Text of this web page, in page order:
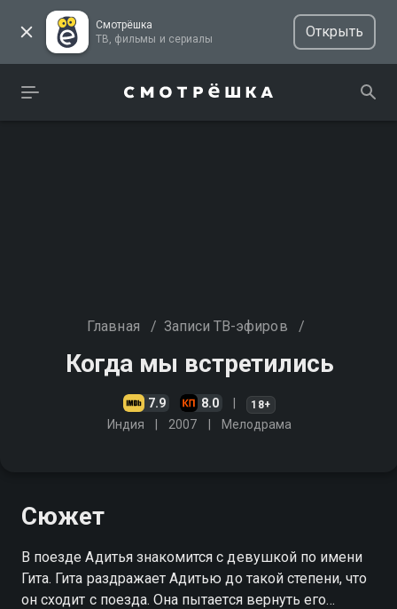
Смотрёшка
ТВ, фильмы и сериалы
Открыть
Главная / Записи ТВ-эфиров /
Когда мы встретились
7.9 8.0 18+
Индия 2007 Мелодрама
Сюжет
В поезде Адитья знакомится с девушкой по имени
Гита. Гита раздражает Адитью до такой степени, что
он сходит с поезда. Она пытается вернуть его